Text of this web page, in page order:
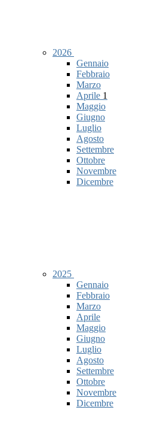
2026
Gennaio
Febbraio
Marzo
Aprile 1
Maggio
Giugno
Luglio
Agosto
Settembre
Ottobre
Novembre
Dicembre
2025
Gennaio
Febbraio
Marzo
Aprile
Maggio
Giugno
Luglio
Agosto
Settembre
Ottobre
Novembre
Dicembre